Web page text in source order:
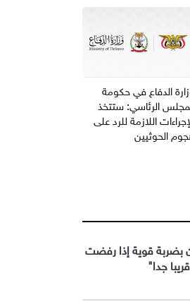
الدفاع في حكومة
الرئاسي: ستتخذ
اللازمة للرد على
الحوثيين
بضربة قوية إذا رفضت
جدا"